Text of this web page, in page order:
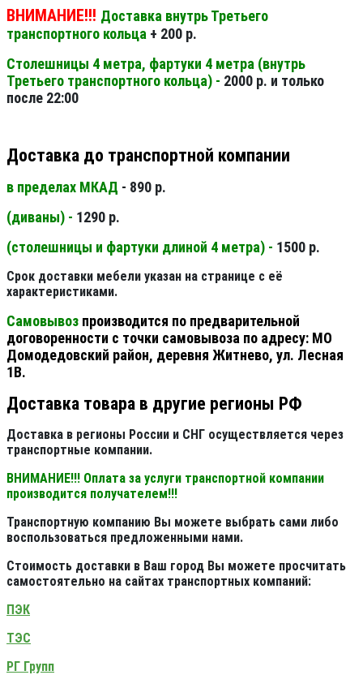
ВНИМАНИЕ!!! Доставка внутрь Третьего
транспортного кольца + 200 р.
Столешницы 4 метра, фартуки 4 метра (внутрь
Третьего транспортного кольца) - 2000 р. и только
после 22:00
Доставка до транспортной компании
в пределах МКАД - 890 р.
(диваны) - 1290 р.
(столешницы и фартуки длиной 4 метра) - 1500 р.
Срок доставки мебели указан на странице с её
характеристиками.
Самовывоз производится по предварительной
договоренности с точки самовывоза по адресу: МО
Домодедовский район, деревня Житнево, ул. Лесная
1В.
Доставка товара в другие регионы РФ
Доставка в регионы России и СНГ осуществляется через
транспортные компании.
ВНИМАНИЕ!!! Оплата за услуги транспортной компании
производится получателем!!!
Транспортную компанию Вы можете выбрать сами либо
воспользоваться предложенными нами.
Стоимость доставки в Ваш город Вы можете просчитать
самостоятельно на сайтах транспортных компаний:
ПЭК
ТЭС
РГ Групп